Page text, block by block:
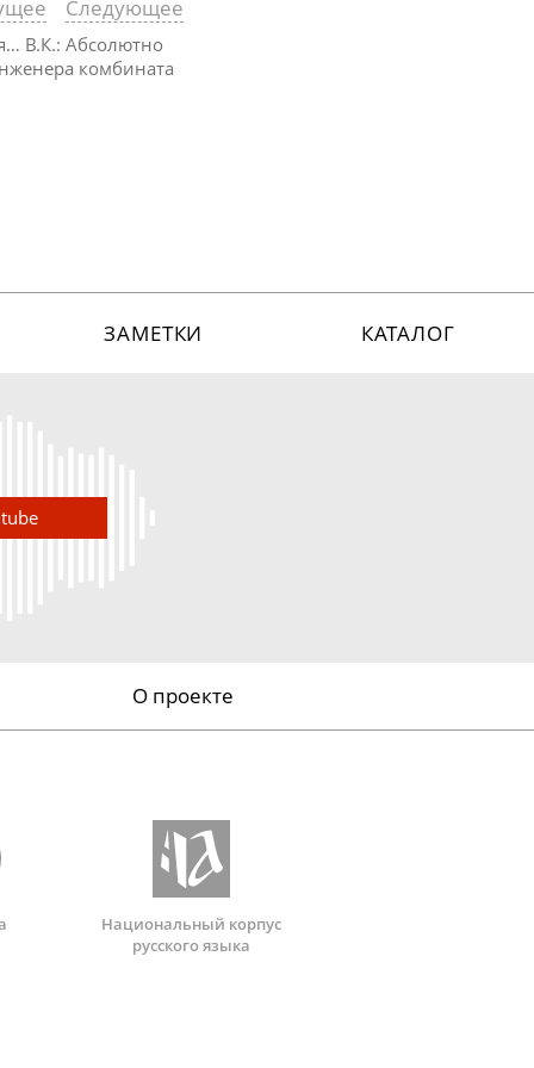
Следующее
В.К.: Абсолютно
комбината
ЗАМЕТКИ КАТАЛОГ
О проекте
Национальный корпус
русского языка